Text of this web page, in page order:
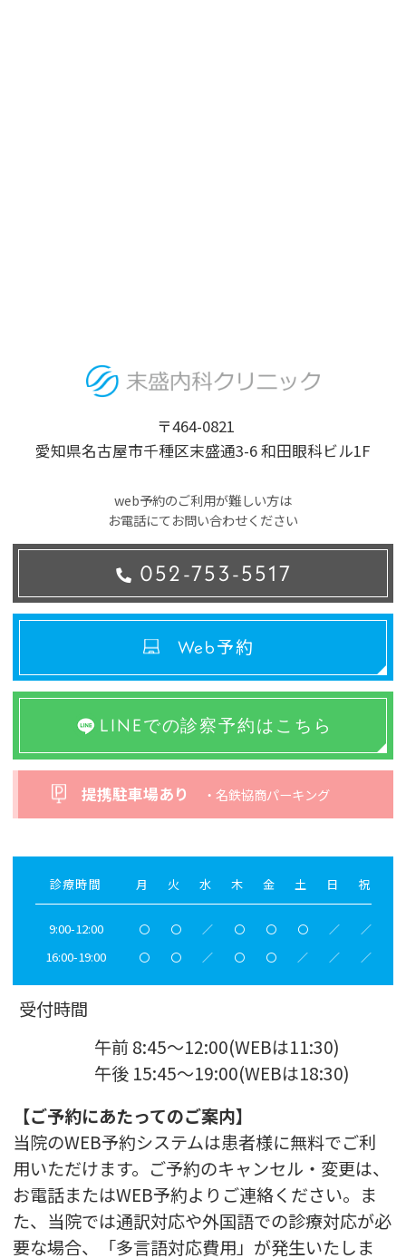
〒464-0821
愛知県名古屋市千種区末盛通3-6 和田眼科ビル1F
052-753-5517
web予約のご利用が難しい方は
お電話にてお問い合わせください
Web予約
LINEでの診察予約はこちら
提携駐車場あり ・名鉄協商パーキング
診療時間 月 火 水 木 金 土 日 祝
9:00-12:00 〇 〇 ／ 〇 〇 〇 ／ ／
16:00-19:00 〇 〇 ／ 〇 〇 ／ ／ ／
受付時間
午前 8:45～12:00(WEBは11:30)
午後 15:45～19:00(WEBは18:30)
【ご予約にあたってのご案内】
当院のWEB予約システムは患者様に無料でご利
用いただけます。ご予約のキャンセル・変更は、
お電話またはWEB予約よりご連絡ください。ま
た、当院では通訳対応や外国語での診療対応が必
要な場合、「多言語対応費用」が発生いたしま